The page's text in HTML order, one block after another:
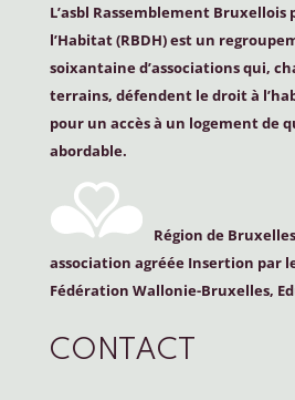
L’asbl Rassemblement Bruxellois
l’Habitat (RBDH) est un
soixantaine d’associations qui,
terrains, défendent le droit à
pour un accès à un logement de
abordable.
Région de
association agréée Insertion par
Fédération Wallonie-Bruxelles,
CONTACT